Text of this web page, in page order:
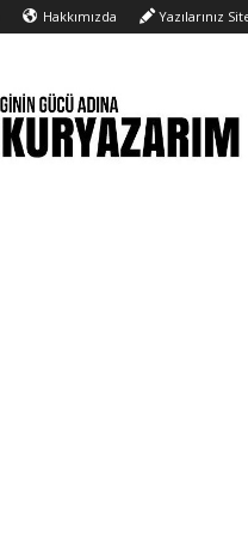
Hakkımızda Yazılarınız
Yazarım